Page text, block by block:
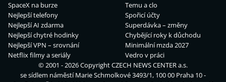
SpaceX na burze
Nejlepší telefony
Nejlepší AI zdarma
Nejlepší chytré hodinky
Nejlepší VPN – srovnání
Netflix filmy a seriály
Temu a clo
Spořicí účty
Superdávka – změny
Chybějící roky k důchodu
Minimální mzda 2027
Vedro v práci
© 2001 - 2026 CopyrightCZECH NEWS CENTER a.s.
se sídlem náměstí Marie Schmolkové 3493/1, 100 00 Praha 10 -